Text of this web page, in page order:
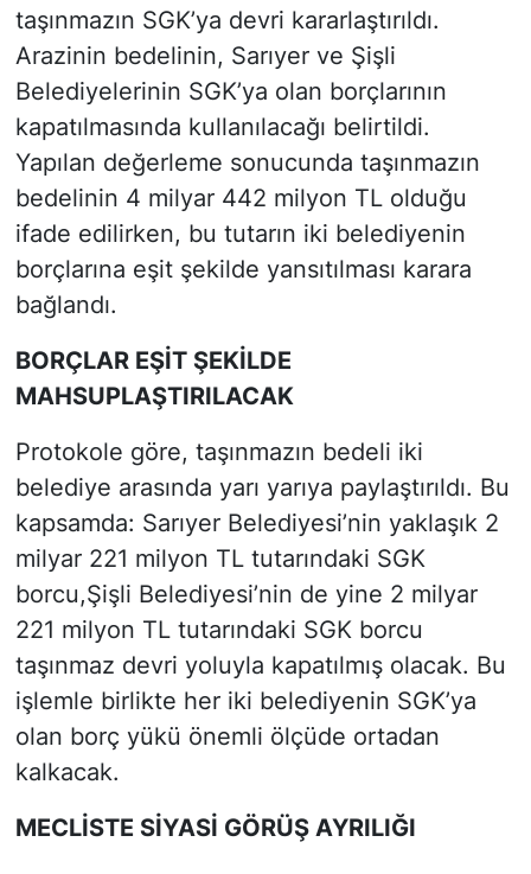
taşınmazın SGK’ya devri kararlaştırıldı.
Arazinin bedelinin, Sarıyer ve Şişli
Belediyelerinin SGK’ya olan borçlarının
kapatılmasında kullanılacağı belirtildi.
Yapılan değerleme sonucunda taşınmazın
bedelinin 4 milyar 442 milyon TL olduğu
ifade edilirken, bu tutarın iki belediyenin
borçlarına eşit şekilde yansıtılması karara
bağlandı.
BORÇLAR EŞİT ŞEKİLDE
MAHSUPLAŞTIRILACAK
Protokole göre, taşınmazın bedeli iki
belediye arasında yarı yarıya paylaştırıldı. Bu
kapsamda: Sarıyer Belediyesi’nin yaklaşık 2
milyar 221 milyon TL tutarındaki SGK
borcu,Şişli Belediyesi’nin de yine 2 milyar
221 milyon TL tutarındaki SGK borcu
taşınmaz devri yoluyla kapatılmış olacak. Bu
işlemle birlikte her iki belediyenin SGK’ya
olan borç yükü önemli ölçüde ortadan
kalkacak.
MECLİSTE SİYASİ GÖRÜŞ AYRILIĞI